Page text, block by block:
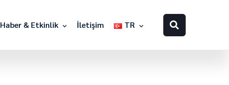
Haber & Etkinlik İletişim TR